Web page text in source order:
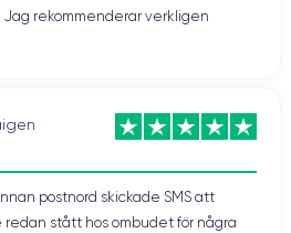
rekommenderar verkligen
postnord skickade SMS att
stått hos ombudet för några